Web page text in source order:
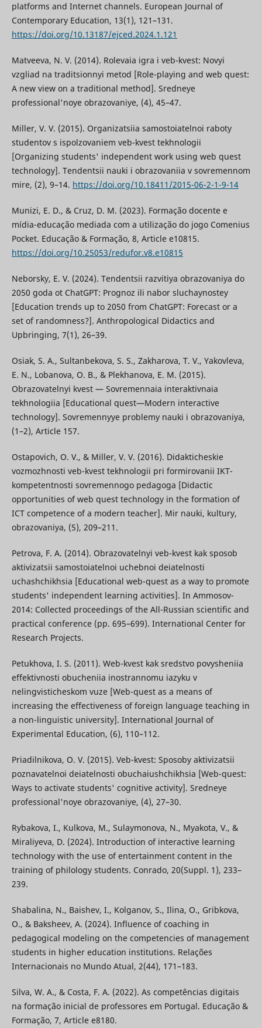
platforms and Internet channels. European Journal of
Contemporary Education, 13(1), 121–131.
https://doi.org/10.13187/ejced.2024.1.121
Matveeva, N. V. (2014). Rolevaia igra i veb-kvest: Novyi
vzgliad na traditsionnyi metod [Role-playing and web quest:
A new view on a traditional method]. Sredneye
professional'noye obrazovaniye, (4), 45–47.
Miller, V. V. (2015). Organizatsiia samostoiatelnoi raboty
studentov s ispolzovaniem veb-kvest tekhnologii
[Organizing students' independent work using web quest
technology]. Tendentsii nauki i obrazovaniia v sovremennom
mire, (2), 9–14. https://doi.org/10.18411/2015-06-2-1-9-14
Munizi, E. D., & Cruz, D. M. (2023). Formação docente e
mídia-educação mediada com a utilização do jogo Comenius
Pocket. Educação & Formação, 8, Article e10815.
https://doi.org/10.25053/redufor.v8.e10815
Neborsky, E. V. (2024). Tendentsii razvitiya obrazovaniya do
2050 goda ot ChatGPT: Prognoz ili nabor sluchaynostey
[Education trends up to 2050 from ChatGPT: Forecast or a
set of randomness?]. Anthropological Didactics and
Upbringing, 7(1), 26–39.
Osiak, S. A., Sultanbekova, S. S., Zakharova, T. V., Yakovleva,
E. N., Lobanova, O. B., & Plekhanova, E. M. (2015).
Obrazovatelnyi kvest — Sovremennaia interaktivnaia
tekhnologiia [Educational quest—Modern interactive
technology]. Sovremennyye problemy nauki i obrazovaniya,
(1–2), Article 157.
Ostapovich, O. V., & Miller, V. V. (2016). Didakticheskie
vozmozhnosti veb-kvest tekhnologii pri formirovanii IKT-
kompetentnosti sovremennogo pedagoga [Didactic
opportunities of web quest technology in the formation of
ICT competence of a modern teacher]. Mir nauki, kultury,
obrazovaniya, (5), 209–211.
Petrova, F. A. (2014). Obrazovatelnyi veb-kvest kak sposob
aktivizatsii samostoiatelnoi uchebnoi deiatelnosti
uchashchikhsia [Educational web-quest as a way to promote
students' independent learning activities]. In Ammosov-
2014: Collected proceedings of the All-Russian scientific and
practical conference (pp. 695–699). International Center for
Research Projects.
Petukhova, I. S. (2011). Web-kvest kak sredstvo povysheniia
effektivnosti obucheniia inostrannomu iazyku v
nelingvisticheskom vuze [Web-quest as a means of
increasing the effectiveness of foreign language teaching in
a non-linguistic university]. International Journal of
Experimental Education, (6), 110–112.
Priadilnikova, O. V. (2015). Veb-kvest: Sposoby aktivizatsii
poznavatelnoi deiatelnosti obuchaiushchikhsia [Web-quest:
Ways to activate students' cognitive activity]. Sredneye
professional'noye obrazovaniye, (4), 27–30.
Rybakova, I., Kulkova, M., Sulaymonova, N., Myakota, V., &
Miraliyeva, D. (2024). Introduction of interactive learning
technology with the use of entertainment content in the
training of philology students. Conrado, 20(Suppl. 1), 233–
239.
Shabalina, N., Baishev, I., Kolganov, S., Ilina, O., Gribkova,
O., & Baksheev, A. (2024). Influence of coaching in
pedagogical modeling on the competencies of management
students in higher education institutions. Relações
Internacionais no Mundo Atual, 2(44), 171–183.
Silva, W. A., & Costa, F. A. (2022). As competências digitais
na formação inicial de professores em Portugal. Educação &
Formação, 7, Article e8180.